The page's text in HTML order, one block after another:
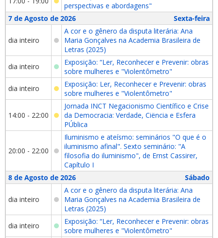
perspectivas e abordagens"
7 de Agosto de 2026
Sexta-feira
dia inteiro
A cor e o gênero da disputa literária: Ana
Maria Gonçalves na Academia Brasileira de
Letras (2025)
dia inteiro
Exposição: “Ler, Reconhecer e Prevenir: obras
sobre mulheres e "Violentômetro"
dia inteiro
Exposição: Ler, Reconhecer e Prevenir: obras
sobre mulheres e "Violentômetro"
14:00 - 22:00
Jornada INCT Negacionismo Científico e Crise
da Democracia: Verdade, Ciëncia e Esfera
PÚblica
20:00 - 22:00
Iluminismo e ateísmo: seminários "O que é o
iluminismo afinal". Sexto seminário: "A
filosofia do iluminismo", de Ernst Cassirer,
Capítulo I
8 de Agosto de 2026
Sábado
dia inteiro
A cor e o gênero da disputa literária: Ana
Maria Gonçalves na Academia Brasileira de
Letras (2025)
dia inteiro
Exposição: “Ler, Reconhecer e Prevenir: obras
sobre mulheres e "Violentômetro"